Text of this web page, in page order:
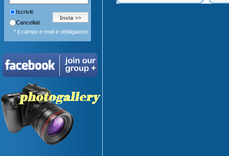
Iscriviti
Cancellati
* il campo e-mail è obbligatorio